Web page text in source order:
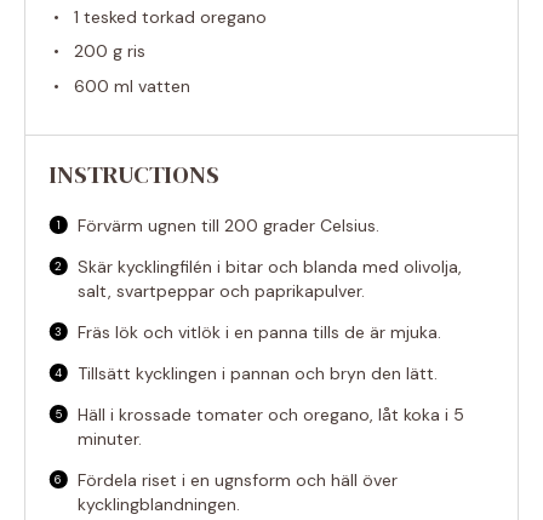
1 tesked torkad oregano
200 g ris
600 ml vatten
INSTRUCTIONS
Förvärm ugnen till 200 grader Celsius.
Skär kycklingfilén i bitar och blanda med olivolja,
salt, svartpeppar och paprikapulver.
Fräs lök och vitlök i en panna tills de är mjuka.
Tillsätt kycklingen i pannan och bryn den lätt.
Häll i krossade tomater och oregano, låt koka i 5
minuter.
Fördela riset i en ugnsform och häll över
kycklingblandningen.